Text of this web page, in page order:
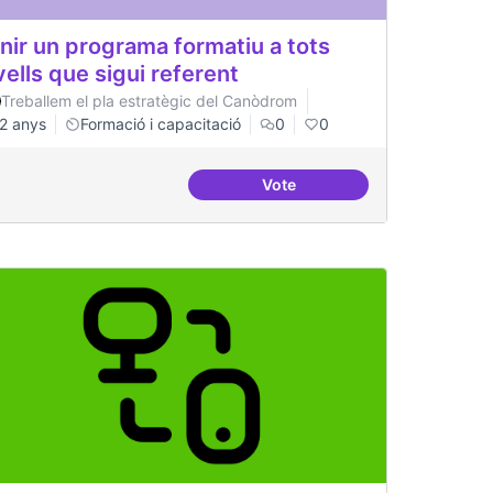
internacionals
un programa formatiu a tots
que sigui referent
Treballem el pla estratègic del Canòdrom
2 anys
Formació i capacitació 0 0
VoteTenir un programa formatiu